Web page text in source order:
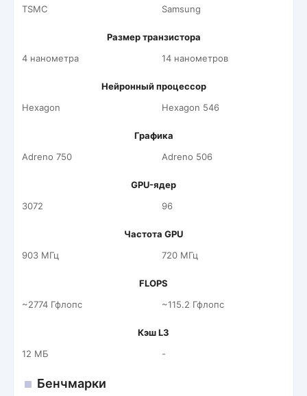
TSMC
Samsung
Размер транзистора
4 нанометра
14 нанометров
Нейронный процессор
Hexagon
Hexagon 546
Графика
Adreno 750
Adreno 506
GPU-ядер
3072
96
Частота GPU
903 МГц
720 МГц
FLOPS
~2774 Гфлопс
~115.2 Гфлопс
Кэш L3
12 МБ
-
Бенчмарки